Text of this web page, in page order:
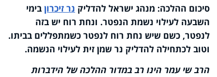
סיכום ההלכה: מנהג ישראל להדליק נר זיכרון בימי
השבעה לעילוי נשמת הנפטר. ונחת רוח יש בזה
לנפטר, כשם שיש נחת רוח לנפטר כשמתפללים בביתו.
וטוב לכתחילה להדליק נר שמן זית לעילוי הנשמה.
הרב שי עמר הינו רב במדור ההלכה של הידברות